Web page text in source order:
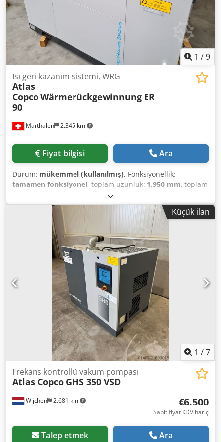
1 /9
Marthalen 2.345 km
Isı geri kazanım sistemi, WRG
Atlas
CopcoWärmerückgewinnung ER
90
Fiyat bilgisi Ara
Durum: mükemmel (kullanılmış), Fonksiyonellik:
tamamen fonksiyonel, toplam uzunluk: 1.950 mm, toplam
, toplam yükseklik:
sat Basınçlı hava sistemleri için ısı geri kazanım sistemi.
Orijinal Atlas Copco. Kompresör için WRG sistemi. Yetersiz
kompresör performansı nedeniyle söküldü. Çok az
kullanıldı :( Enerji geri kazanım ünitesi Atlas Copco ER90 -
ayrıntılar PDF olarak eklenmiştir. Su soğutmalı, yağsız ZR
kompresör için Enerji geri kazanım ünitemiz ER ile ZR su
soğutmalı, yağsız kompresörünüzü sıcak su için bir enerji
kaynağına dönüştürün. Dcjdpfxsp N H Hue Adysk Güç: 90
kw Özel ekipman: Yedek su pompası - yedeklilik 2. ısı
eşanjörü - Çok iyi durumda. Neredeyse hiç kullanılmadı -
kötü planlama! Ne yazık ki artık hiçbir belge mevcut değil.
Küçük ilan
1 /7
Wijchen 2.681 km
Frekans kontrollü vakum pompası
Atlas Copco GHS 350 VSD
€6.500
Sabit fiyat KDV hariç
Talep etmek Ara